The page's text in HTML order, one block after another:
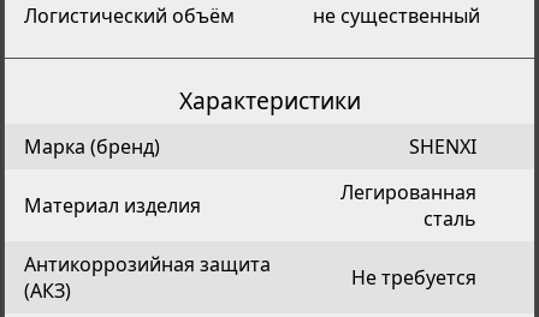
Логистический объём
не существенный
Характеристики
Марка (бренд) SHENXI
Материал изделия
Легированная
сталь
Антикоррозийная защита
(АКЗ)
Не требуется